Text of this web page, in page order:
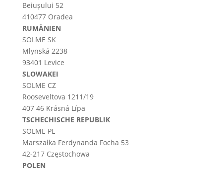
Beiușului 52
410477 Oradea
RUMÄNIEN
SOLME SK
Mlynská 2238
93401 Levice
SLOWAKEI
SOLME CZ
Rooseveltova 1211/19
407 46 Krásná Lípa
TSCHECHISCHE REPUBLIK
SOLME PL
Marszałka Ferdynanda Focha 53
42-217 Częstochowa
POLEN